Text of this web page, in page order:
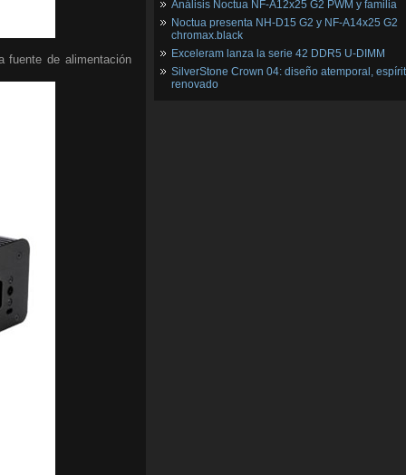
fuente de alimentación
Análisis Noctua NF-A12x25 G2 PWM y familia
Noctua presenta NH-D15 G2 y NF-A14x25 G2
chromax.black
Exceleram lanza la serie 42 DDR5 U-DIMM
SilverStone Crown 04: diseño atemporal,
renovado